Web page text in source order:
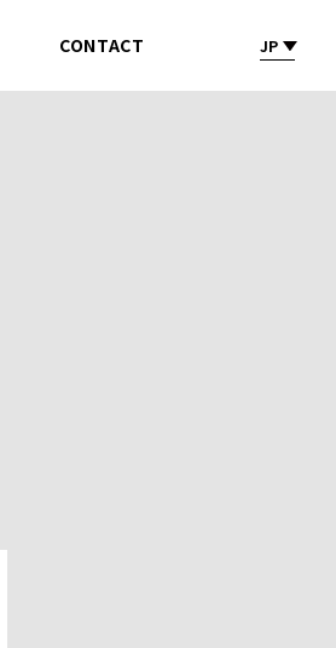
CONTACT JP